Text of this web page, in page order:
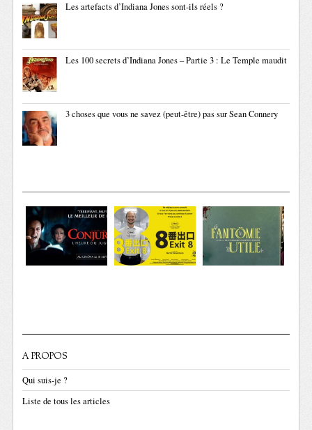
Les artefacts d’Indiana Jones sont-ils réels ?
Les 100 secrets d’Indiana Jones – Partie 3 : Le Temple maudit
3 choses que vous ne savez (peut-être) pas sur Sean Connery
A PROPOS
Qui suis-je ?
Liste de tous les articles